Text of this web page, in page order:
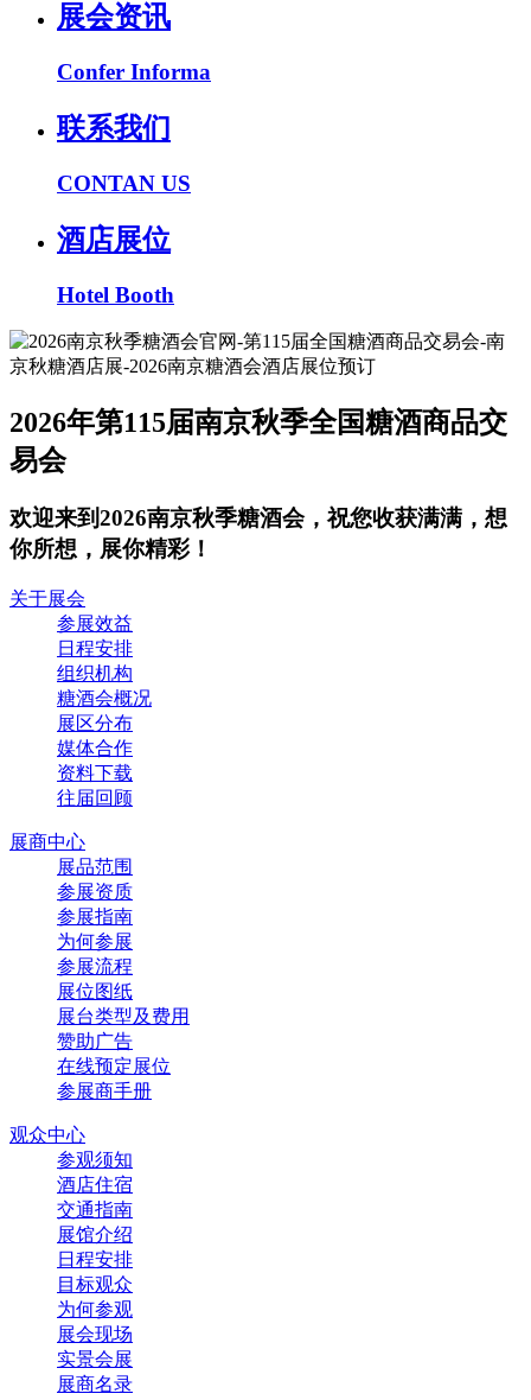
展会资讯
Confer Informa
联系我们
CONTAN US
酒店展位
Hotel Booth
2026年第115届南京秋季全国糖酒商品交
易会
欢迎来到2026南京秋季糖酒会，祝您收获满满，想
你所想，展你精彩！
关于展会
参展效益
日程安排
组织机构
糖酒会概况
展区分布
媒体合作
资料下载
往届回顾
展商中心
展品范围
参展资质
参展指南
为何参展
参展流程
展位图纸
展台类型及费用
赞助广告
在线预定展位
参展商手册
观众中心
参观须知
酒店住宿
交通指南
展馆介绍
日程安排
目标观众
为何参观
展会现场
实景会展
展商名录